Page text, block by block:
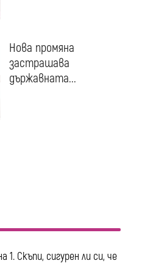
Нова промяна
застрашава
държавната...
1. Скъпи, сигурен ли си, че